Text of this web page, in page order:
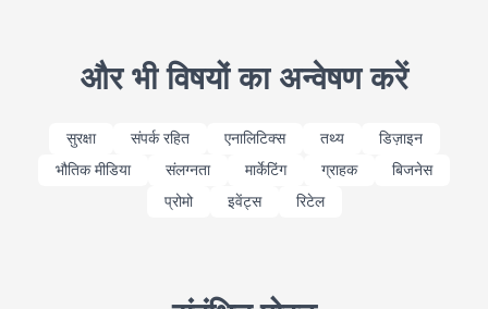
और भी विषयों का अन्वेषण करें
सुरक्षा संपर्क रहित एनालिटिक्स तथ्य
डिज़ाइन
भौतिक मीडिया
संलग्नता मार्केटिंग ग्राहक
बिजनेस
प्रोमो
इवेंट्स रिटेल